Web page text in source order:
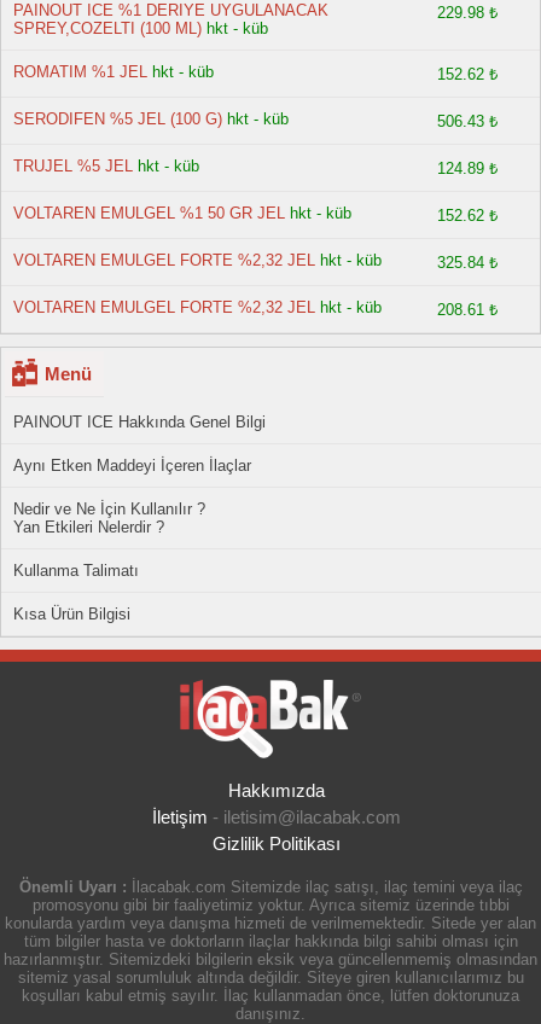
PAINOUT ICE %1 DERIYE UYGULANACAK
SPREY,COZELTI (100 ML) hkt - küb
229.98 ₺
ROMATIM %1 JEL hkt - küb 152.62 ₺
SERODIFEN %5 JEL (100 G) hkt - küb 506.43 ₺
TRUJEL %5 JEL hkt - küb 124.89 ₺
VOLTAREN EMULGEL %1 50 GR JEL hkt - küb 152.62 ₺
VOLTAREN EMULGEL FORTE %2,32 JEL hkt - küb 325.84 ₺
VOLTAREN EMULGEL FORTE %2,32 JEL hkt - küb 208.61 ₺
Menü
PAINOUT ICE Hakkında Genel Bilgi
Aynı Etken Maddeyi İçeren İlaçlar
Nedir ve Ne İçin Kullanılır ?
Yan Etkileri Nelerdir ?
Kullanma Talimatı
Kısa Ürün Bilgisi
Hakkımızda
İletişim - iletisim@ilacabak.com
Gizlilik Politikası
Önemli Uyarı : İlacabak.com Sitemizde ilaç satışı, ilaç temini veya ilaç
promosyonu gibi bir faaliyetimiz yoktur. Ayrıca sitemiz üzerinde tıbbi
konularda yardım veya danışma hizmeti de verilmemektedir. Sitede yer alan
tüm bilgiler hasta ve doktorların ilaçlar hakkında bilgi sahibi olması için
hazırlanmıştır. Sitemizdeki bilgilerin eksik veya güncellenmemiş olmasından
sitemiz yasal sorumluluk altında değildir. Siteye giren kullanıcılarımız bu
koşulları kabul etmiş sayılır. İlaç kullanmadan önce, lütfen doktorunuza
danışınız.